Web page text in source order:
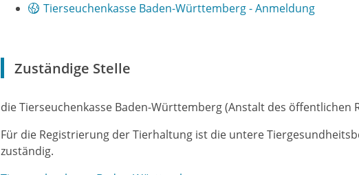
Tierseuchenkasse Baden-Württemberg - Anmeldung
Zuständige Stelle
die Tierseuchenkasse Baden-Württemberg (Anstalt des öffentlichen
Für die Registrierung der Tierhaltung ist die untere
zuständig.